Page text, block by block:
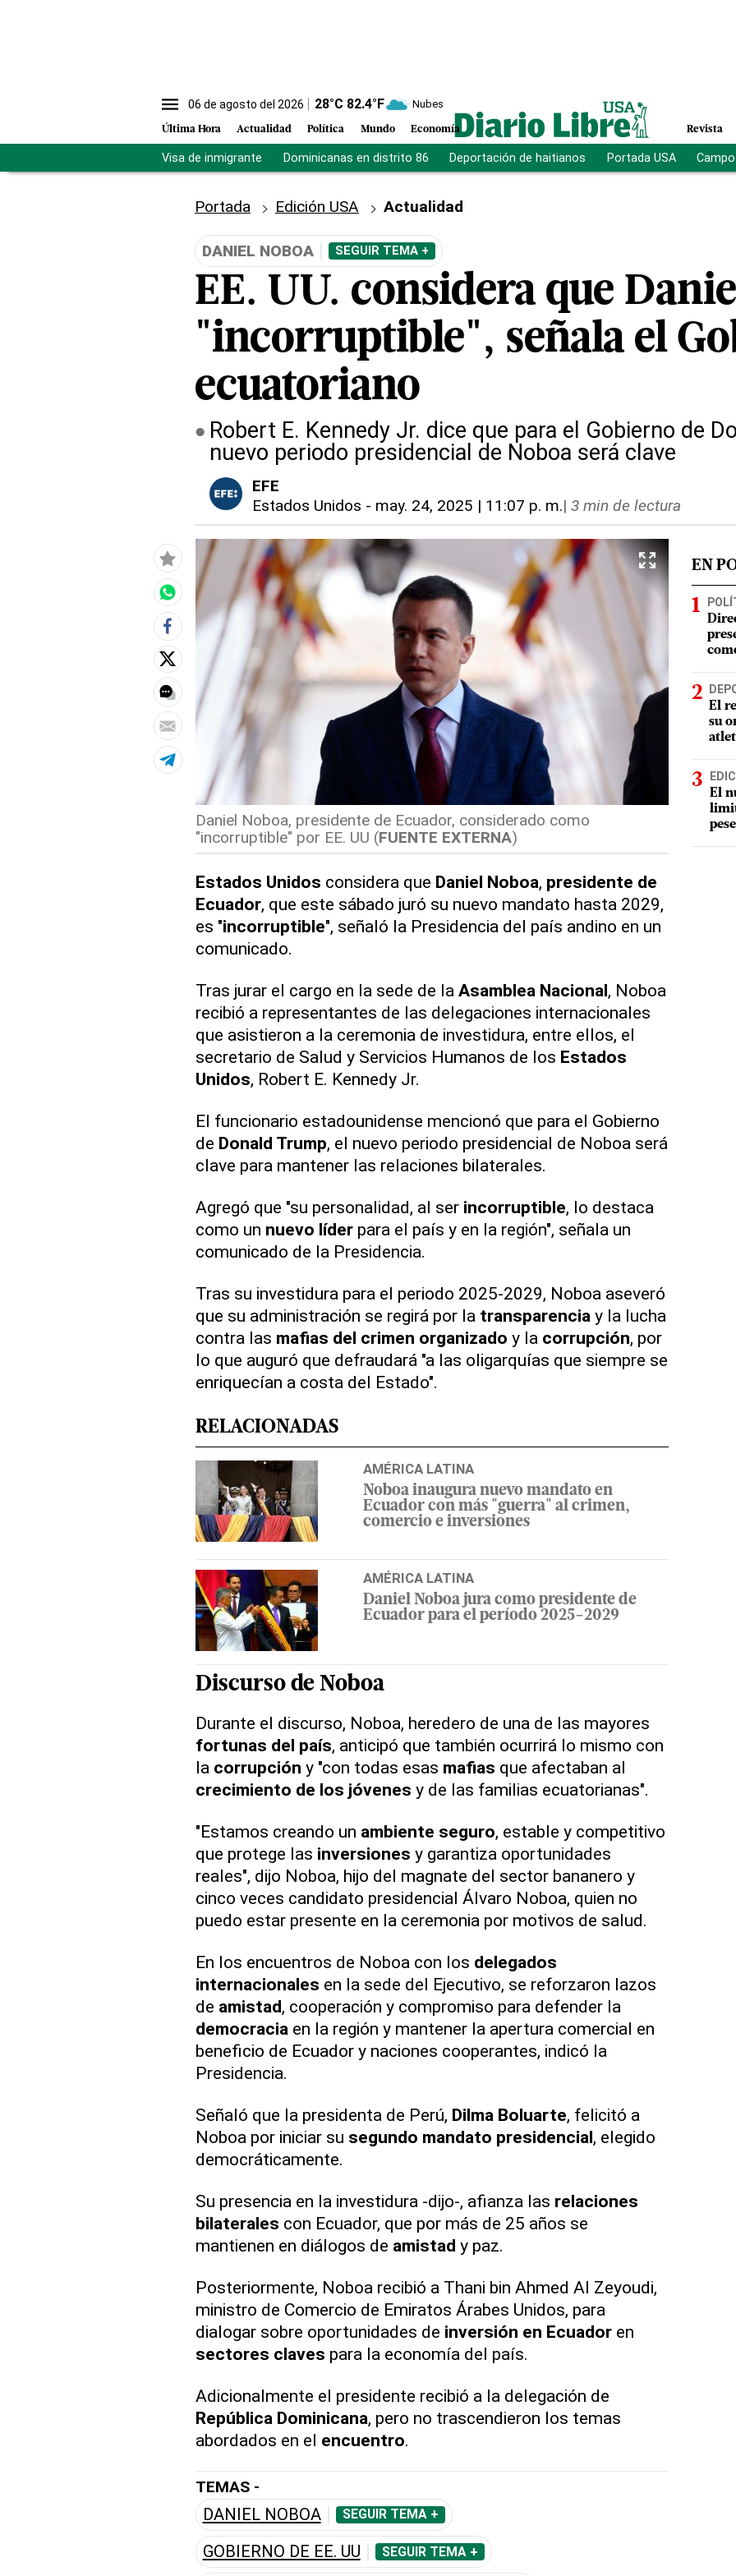
06 de agosto del 2026 28°C 82.4°F Nubes
Última Hora Actualidad Política Mundo Economía Revista
Visa de inmigrante Dominicanas en distrito 86 Deportación de haitianos Portada USA
Portada Edición USA Actualidad
DANIEL NOBOA SEGUIR TEMA +
EE. UU. considera que
"incorruptible", señala el
ecuatoriano
Robert E. Kennedy Jr. dice que para el Gobierno de
nuevo periodo presidencial de Noboa será clave
EFE
Estados Unidos - may. 24, 2025 | 11:07 p. m.| 3 min de lectura
Daniel Noboa, presidente de Ecuador, considerado como
"incorruptible" por EE. UU (FUENTE EXTERNA)
Estados Unidos considera que Daniel Noboa, presidente de
Ecuador, que este sábado juró su nuevo mandato hasta 2029,
es "incorruptible", señaló la Presidencia del país andino en un
comunicado.
Tras jurar el cargo en la sede de la Asamblea Nacional, Noboa
recibió a representantes de las delegaciones internacionales
que asistieron a la ceremonia de investidura, entre ellos, el
secretario de Salud y Servicios Humanos de los Estados
Unidos, Robert E. Kennedy Jr.
El funcionario estadounidense mencionó que para el Gobierno
de Donald Trump, el nuevo periodo presidencial de Noboa será
clave para mantener las relaciones bilaterales.
Agregó que "su personalidad, al ser incorruptible, lo destaca
como un nuevo líderpara el país y en la región", señala un
comunicado de la Presidencia.
Tras su investidura para el periodo 2025-2029, Noboa aseveró
que su administración se regirá por la transparenciay la lucha
contra las mafias del crimen organizado y la corrupción, por
lo que auguró que defraudará "a las oligarquías que siempre se
enriquecían a costa del Estado".
RELACIONADAS
AMÉRICA LATINA
Noboa inaugura nuevo mandato en
Ecuador con más "guerra" al crimen,
comercio e inversiones
AMÉRICA LATINA
Daniel Noboa jura como presidente de
Ecuador para el período 2025-2029
Discurso de Noboa
Durante el discurso, Noboa, heredero de una de las mayores
fortunas del país, anticipó que también ocurrirá lo mismo con
la corrupción y "con todas esas mafias que afectaban al
crecimiento de los jóvenes y de las familias ecuatorianas".
"Estamos creando un ambiente seguro, estable y competitivo
que protege las inversiones y garantiza oportunidades
reales", dijo Noboa, hijo del magnate del sector bananero y
cinco veces candidato presidencial Álvaro Noboa, quien no
puedo estar presente en la ceremonia por motivos de salud.
En los encuentros de Noboa con los delegados
internacionales en la sede del Ejecutivo, se reforzaron lazos
de amistad, cooperación y compromiso para defender la
democraciaen la región y mantener la apertura comercial en
beneficio de Ecuador y naciones cooperantes, indicó la
Presidencia.
Señaló que la presidenta de Perú, Dilma Boluarte, felicitó a
Noboa por iniciar su segundo mandato presidencial, elegido
democráticamente.
Su presencia en la investidura -dijo-, afianza las relaciones
bilaterales con Ecuador, que por más de 25 años se
mantienen en diálogos de amistad y paz.
Posteriormente, Noboa recibió a Thani bin Ahmed Al Zeyoudi,
ministro de Comercio de Emiratos Árabes Unidos, para
dialogar sobre oportunidades de inversión en Ecuadoren
sectores claves para la economía del país.
Adicionalmente el presidente recibió a la delegación de
República Dominicana, pero no trascendieron los temas
abordados en el encuentro.
TEMAS -
DANIEL NOBOA SEGUIR TEMA +
GOBIERNO DE EE. UU SEGUIR TEMA +
EN
El
su
El